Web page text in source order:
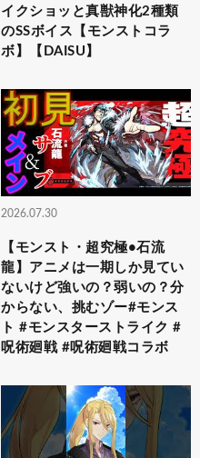
イクショッと真獣神化2種類
のSSボイス【モンストコラ
ボ】【DAISU】
2026.07.30
【モンスト・超究極•石流
龍】アニメは一期しか見てい
ないけど強いの？弱いの？分
からない、挑むゾー#モンス
ト #モンスターストライク #
呪術廻戦 #呪術廻戦コラボ